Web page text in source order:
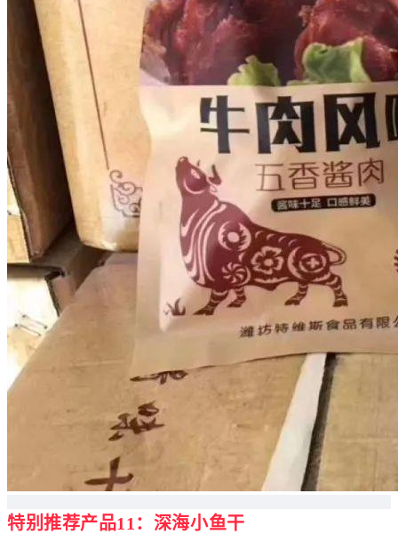
特别推荐产品11：深海小鱼干